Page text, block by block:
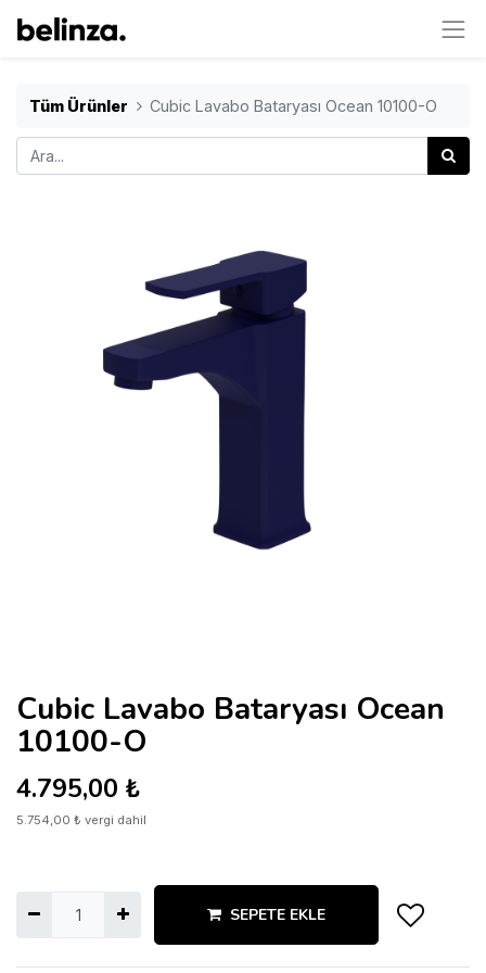
Tüm Ürünler Cubic Lavabo Bataryası Ocean 10100-O
Cubic Lavabo Bataryası Ocean
10100-O
4.795,00 ₺
5.754,00 ₺ vergi dahil
SEPETE EKLE